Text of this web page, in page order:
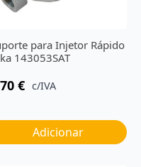
para Injetor Rápido
143053SAT
€ c/IVA
Adicionar